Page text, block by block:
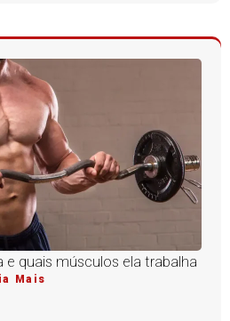
e quais músculos ela trabalha
Mais